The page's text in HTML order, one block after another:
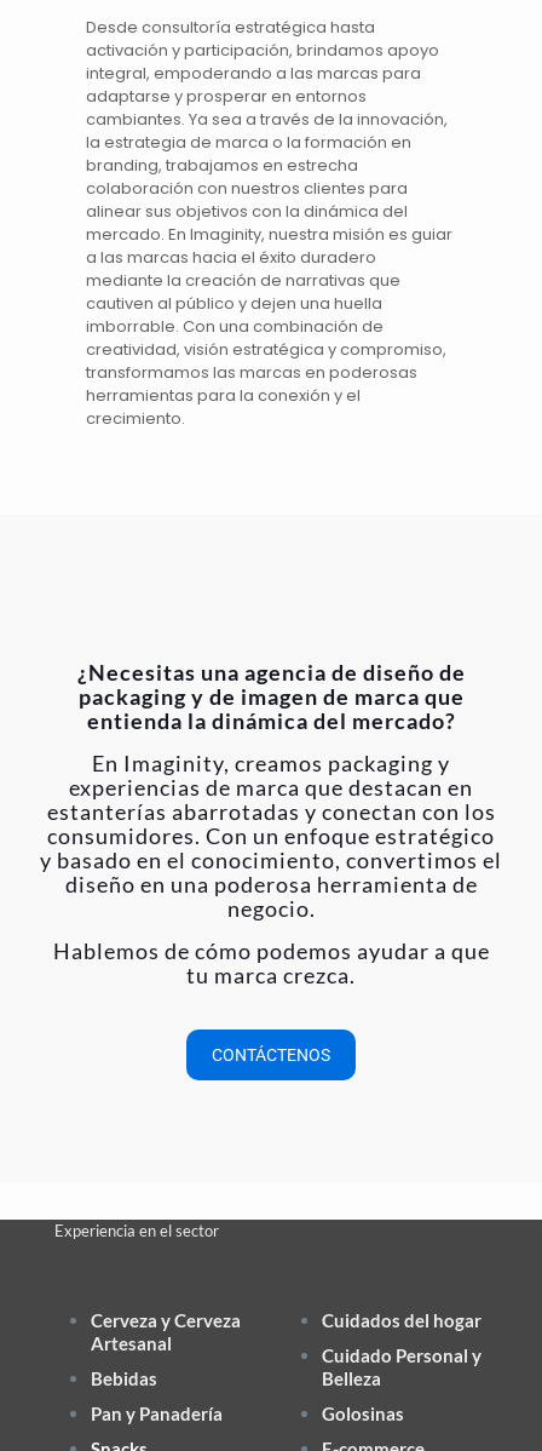
Desde consultoría estratégica hasta
activación y participación, brindamos apoyo
integral, empoderando a las marcas para
adaptarse y prosperar en entornos
cambiantes. Ya sea a través de la innovación,
la estrategia de marca o la formación en
branding, trabajamos en estrecha
colaboración con nuestros clientes para
alinear sus objetivos con la dinámica del
mercado. En Imaginity, nuestra misión es guiar
a las marcas hacia el éxito duradero
mediante la creación de narrativas que
cautiven al público y dejen una huella
imborrable. Con una combinación de
creatividad, visión estratégica y compromiso,
transformamos las marcas en poderosas
herramientas para la conexión y el
crecimiento.
¿Necesitas una agencia de diseño de
packaging y de imagen de marca que
entienda la dinámica del mercado?
En Imaginity, creamos packaging y
experiencias de marca que destacan en
estanterías abarrotadas y conectan con los
consumidores. Con un enfoque estratégico
y basado en el conocimiento, convertimos el
diseño en una poderosa herramienta de
negocio.
Hablemos de cómo podemos ayudar a que
tu marca crezca.
CONTÁCTENOS
Experiencia en el sector
Cerveza y Cerveza
Artesanal
Bebidas
Pan y Panadería
Cuidados del hogar
Cuidado Personal y
Belleza
Golosinas